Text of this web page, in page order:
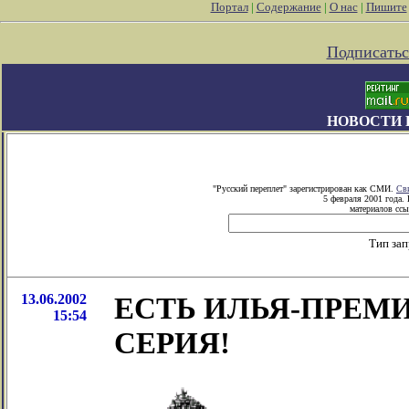
Портал| Содержание| О нас| Пишите
НОВОСТИ
"Русский переплет" зарегистрирован как СМИ.
5 февраля 2001 года.
материалов
Тип
13.06.2002
15:54
ЕСТЬ ИЛЬЯ-
СЕРИЯ!